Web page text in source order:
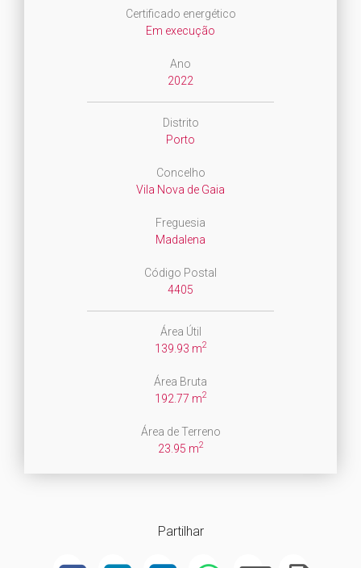
Certificado energético
Em execução
Ano
2022
Distrito
Porto
Concelho
Vila Nova de Gaia
Freguesia
Madalena
Código Postal
4405
Área Útil
139.93 m2
Área Bruta
192.77 m2
Área de Terreno
23.95 m2
Partilhar